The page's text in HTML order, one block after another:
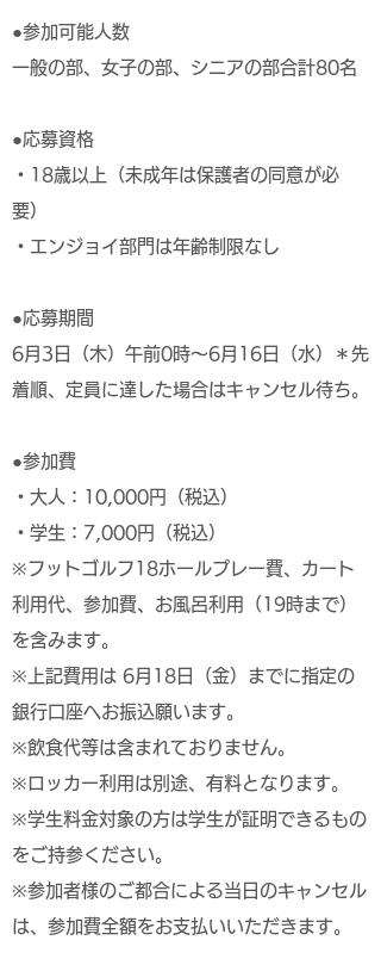
●参加可能人数
一般の部、女子の部、シニアの部合計80名
●応募資格
・18歳以上（未成年は保護者の同意が必
要）
・エンジョイ部門は年齢制限なし
●応募期間
6月3日（木）午前0時～6月16日（水）＊先
着順、定員に達した場合はキャンセル待ち。
●参加費
・大人：10,000円（税込）
・学生：7,000円（税込）
※フットゴルフ18ホールプレー費、カート
利用代、参加費、お風呂利用（19時まで）
を含みます。
※上記費用は 6月18日（金）までに指定の
銀行口座へお振込願います。
※飲食代等は含まれておりません。
※ロッカー利用は別途、有料となります。
※学生料金対象の方は学生が証明できるもの
をご持参ください。
※参加者様のご都合による当日のキャンセル
は、参加費全額をお支払いいただきます。